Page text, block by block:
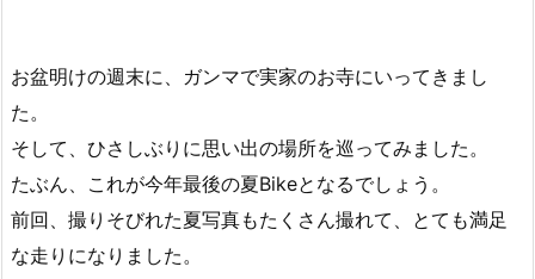
お盆明けの週末に、ガンマで実家のお寺にいってきまし
た。
そして、ひさしぶりに思い出の場所を巡ってみました。
たぶん、これが今年最後の夏Bikeとなるでしょう。
前回、撮りそびれた夏写真もたくさん撮れて、とても満足
な走りになりました。